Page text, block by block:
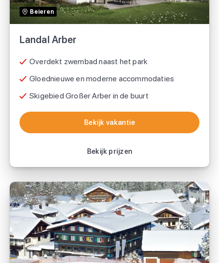
Beieren
Landal Arber
Overdekt zwembad naast het park
Gloednieuwe en moderne accommodaties
Skigebied Großer Arber in de buurt
Bekijk vakantie
Bekijk prijzen
Bekijk vakantie
Golf & Alpin Wellness Resort Hotel
Ludwig Royal